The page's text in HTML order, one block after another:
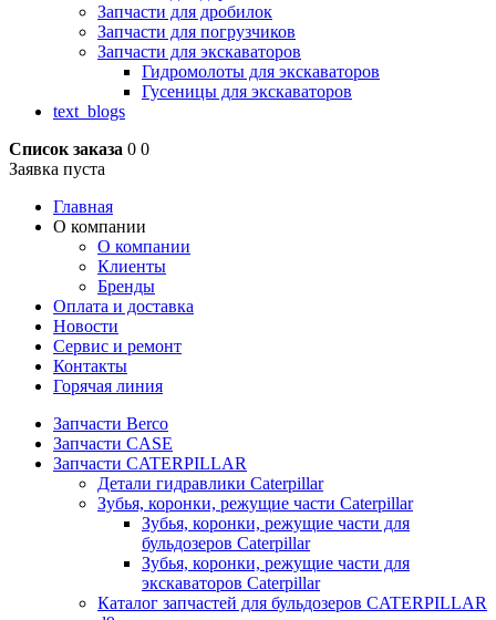
Запчасти для дробилок
Запчасти для погрузчиков
Запчасти для экскаваторов
Гидромолоты для экскаваторов
Гусеницы для экскаваторов
text_blogs
Список заказа 0 0
Заявка пуста
Главная
О компании
О компании
Клиенты
Бренды
Оплата и доставка
Новости
Сервис и ремонт
Контакты
Горячая линия
Запчасти Berco
Запчасти CASE
Запчасти CATERPILLAR
Детали гидравлики Caterpillar
Зубья, коронки, режущие части Caterpillar
Зубья, коронки, режущие части для
бульдозеров Caterpillar
Зубья, коронки, режущие части для
экскаваторов Caterpillar
Каталог запчастей для бульдозеров CATERPILLAR